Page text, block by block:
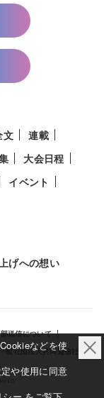
文
連載
大会日程
イベント
げへの想い
送信について
一般社団法人共同通信社
などを使
や使用に同意